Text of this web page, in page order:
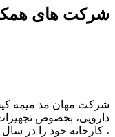
شرکت های
شرکت مهان مد میمه
دارویی، بخصوص